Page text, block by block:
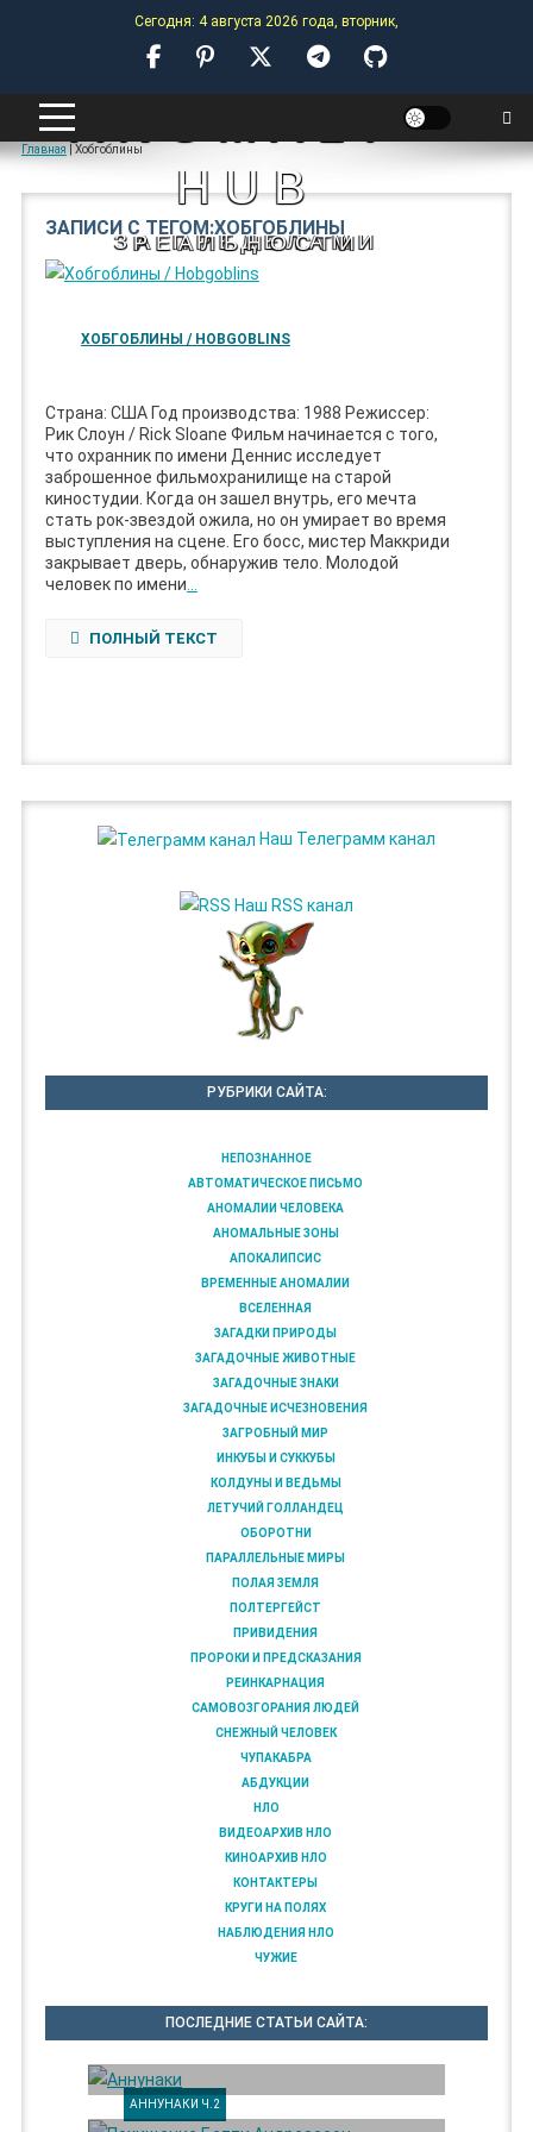
Сегодня: 4 августа 2026 года, вторник,
ANOMALY-
HUB
ЗА ПРЕДЕЛАМИ РЕАЛЬНОСТИ
Главная Хобгоблины
ЗАПИСИ С ТЕГОМ:ХОБГОБЛИНЫ
ХОБГОБЛИНЫ / HOBGOBLINS
Страна: США Год производства: 1988 Режиссер:
Рик Слоун / Rick Sloane Фильм начинается с того,
что охранник по имени Деннис исследует
заброшенное фильмохранилище на старой
киностудии. Когда он зашел внутрь, его мечта
стать рок-звездой ожила, но он умирает во время
выступления на сцене. Его босс, мистер Маккриди
закрывает дверь, обнаружив тело. Молодой
человек по имени
ПОЛНЫЙ ТЕКСТ
Наш Телеграмм канал
Наш RSS канал
РУБРИКИ САЙТА:
НЕПОЗНАННОЕ
АВТОМАТИЧЕСКОЕ ПИСЬМО
АНОМАЛИИ ЧЕЛОВЕКА
АНОМАЛЬНЫЕ ЗОНЫ
АПОКАЛИПСИС
ВРЕМЕННЫЕ АНОМАЛИИ
ВСЕЛЕННАЯ
ЗАГАДКИ ПРИРОДЫ
ЗАГАДОЧНЫЕ ЖИВОТНЫЕ
ЗАГАДОЧНЫЕ ЗНАКИ
ЗАГАДОЧНЫЕ ИСЧЕЗНОВЕНИЯ
ЗАГРОБНЫЙ МИР
ИНКУБЫ И СУККУБЫ
КОЛДУНЫ И ВЕДЬМЫ
ЛЕТУЧИЙ ГОЛЛАНДЕЦ
ОБОРОТНИ
ПАРАЛЛЕЛЬНЫЕ МИРЫ
ПОЛАЯ ЗЕМЛЯ
ПОЛТЕРГЕЙСТ
ПРИВИДЕНИЯ
ПРОРОКИ И ПРЕДСКАЗАНИЯ
РЕИНКАРНАЦИЯ
САМОВОЗГОРАНИЯ ЛЮДЕЙ
СНЕЖНЫЙ ЧЕЛОВЕК
ЧУПАКАБРА
АБДУКЦИИ
НЛО
ВИДЕОАРХИВ НЛО
КИНОАРХИВ НЛО
КОНТАКТЕРЫ
КРУГИ НА ПОЛЯХ
НАБЛЮДЕНИЯ НЛО
ЧУЖИЕ
ПОСЛЕДНИЕ СТАТЬИ САЙТА:
АННУНАКИ Ч.2